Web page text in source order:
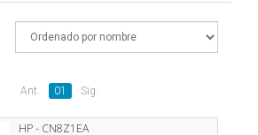
Ant. 01 Sig.
HP - CN8Z1EA